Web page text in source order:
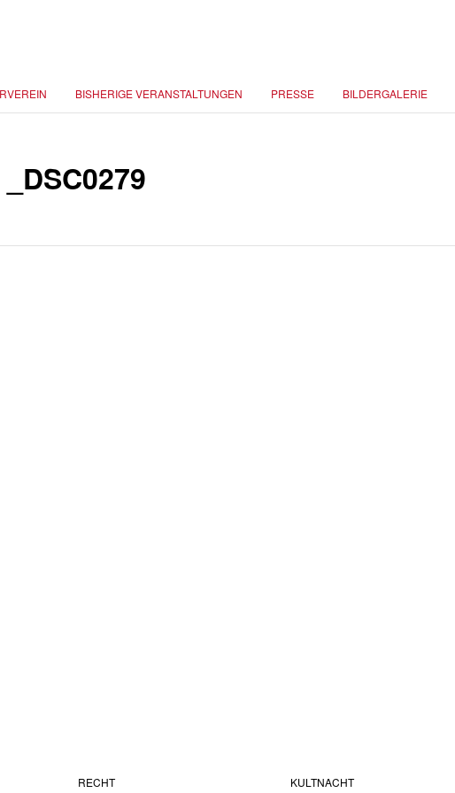
BISHERIGE VERANSTALTUNGEN PRESSE BILDERGALERIE
_DSC0279
RECHT KULTNACHT